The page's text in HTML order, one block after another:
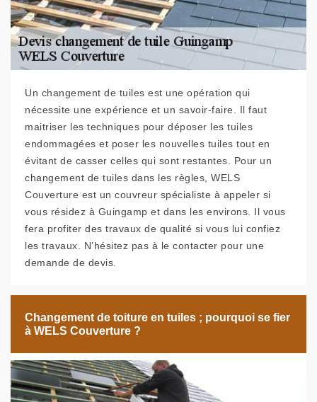
Un changement de tuiles est une opération qui
nécessite une expérience et un savoir-faire. Il faut
maitriser les techniques pour déposer les tuiles
endommagées et poser les nouvelles tuiles tout en
évitant de casser celles qui sont restantes. Pour un
changement de tuiles dans les règles, WELS
Couverture est un couvreur spécialiste à appeler si
vous résidez à Guingamp et dans les environs. Il vous
fera profiter des travaux de qualité si vous lui confiez
les travaux. N’hésitez pas à le contacter pour une
demande de devis.
Changement de toiture en tuiles ; pourquoi se fier
à WELS Couverture ?